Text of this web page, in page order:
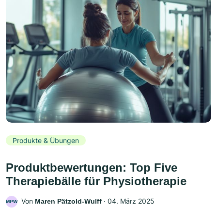
Produkte & Übungen
Produktbewertungen: Top Five
Therapiebälle für Physiotherapie
MPW Von Maren Pätzold-Wulff ‧ 04. März 2025